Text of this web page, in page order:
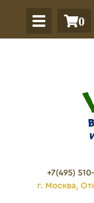
0
+7(495)
г. Москва,